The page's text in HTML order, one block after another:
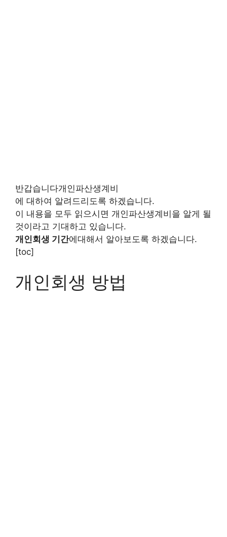
반갑습니다개인파산생계비
에 대하여 알려드리도록 하겠습니다.
이 내용을 모두 읽으시면 개인파산생계비을 알게 될
것이라고 기대하고 있습니다.
개인회생 기간에대해서 알아보도록 하겠습니다.
[toc]
개인회생 방법